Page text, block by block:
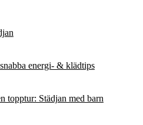
energi- & klädtips
topptur: Städjan med barn